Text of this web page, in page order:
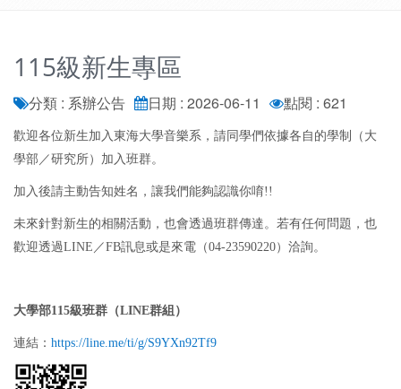
115級新生專區
分類 : 系辦公告 日期 : 2026-06-11 點閱 : 621
歡迎各位新生加入東海大學音樂系，請同學們依據各自的學制（大
學部／研究所）加入班群。
加入後請主動告知姓名，讓我們能夠認識你唷!!
未來針對新生的相關活動，也會透過班群傳達。若有任何問題，也
歡迎透過LINE／FB訊息或是來電（04-23590220）洽詢。
大學部115級班群（LINE群組）
連結： https://line.me/ti/g/S9YXn92Tf9